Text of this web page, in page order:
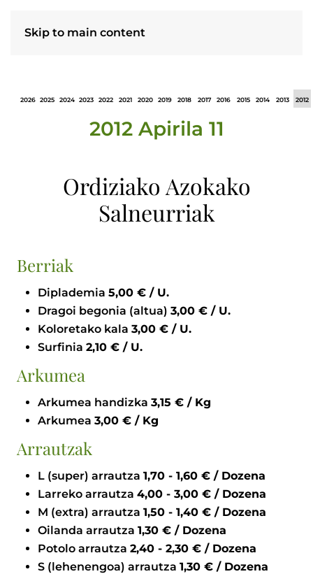
Skip to main content
2026 2025 2024 2023 2022 2021 2020 2019 2018 2017 2016 2015 2014 2013 2012
2012 Apirila 11
Ordiziako Azokako
Salneurriak
Berriak
Diplademia
5,00 € / U.
Dragoi begonia (altua)
3,00 € / U.
Koloretako kala
3,00 € / U.
Surfinia
2,10 € / U.
Arkumea
Arkumea handizka
3,15 € / Kg
Arkumea
3,00 € / Kg
Arrautzak
L (super) arrautza
1,70 - 1,60 € / Dozena
Larreko arrautza
4,00 - 3,00 € / Dozena
M (extra) arrautza
1,50 - 1,40 € / Dozena
Oilanda arrautza
1,30 € / Dozena
Potolo arrautza
2,40 - 2,30 € / Dozena
S (lehenengoa) arrautza
1,30 € / Dozena